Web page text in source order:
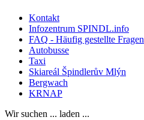
Kontakt
Infozentrum SPINDL.info
FAQ - Häufig gestellte Fragen
Autobusse
Taxi
Skiareál Špindlerův Mlýn
Bergwach
KRNAP
Wir suchen ... laden ...